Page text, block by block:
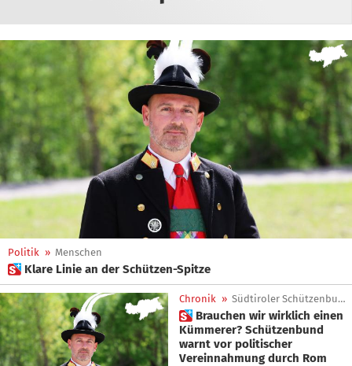
Politik » Menschen
 Klare Linie an der Schützen-Spitze
Chronik » Südtiroler Schützenbund
 Brauchen wir wirklich einen
Kümmerer? Schützenbund
warnt vor politischer
Vereinnahmung durch Rom